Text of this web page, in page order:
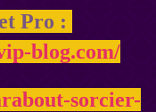
Pro :
blog.com/
sorcier-